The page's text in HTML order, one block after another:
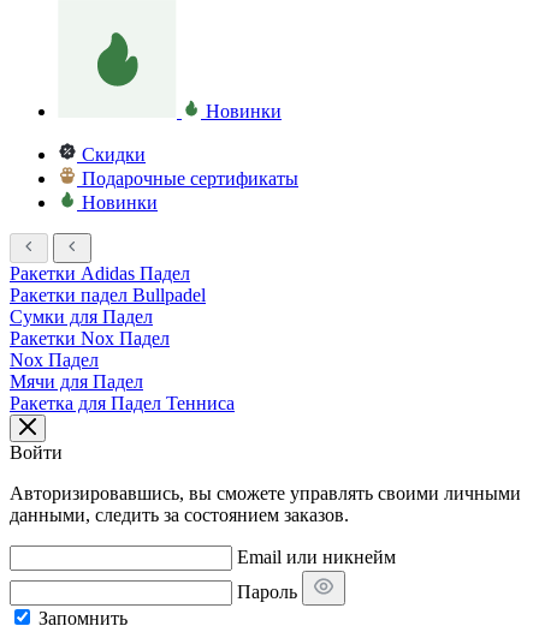
Новинки
Скидки
Подарочные сертификаты
Новинки
Ракетки Adidas Падел
Ракетки падел Bullpadel
Сумки для Падел
Ракетки Nox Падел
Nox Падел
Мячи для Падел
Ракетка для Падел Тенниса
Войти
Авторизировавшись, вы сможете управлять своими личными
данными, следить за состоянием заказов.
Email или никнейм
Пароль
Запомнить